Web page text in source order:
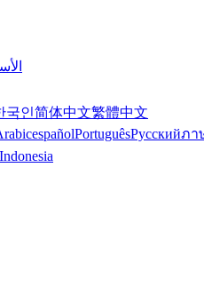
국인简体中文繁體中文
españolPortuguêsРусскийภา